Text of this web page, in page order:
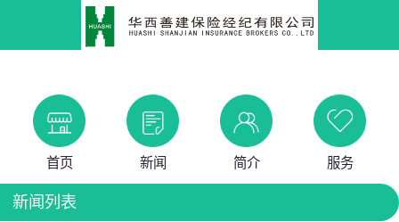
首页 新闻 简介 服务
新闻列表